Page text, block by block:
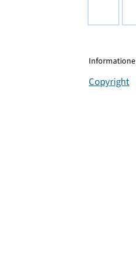
Copyright